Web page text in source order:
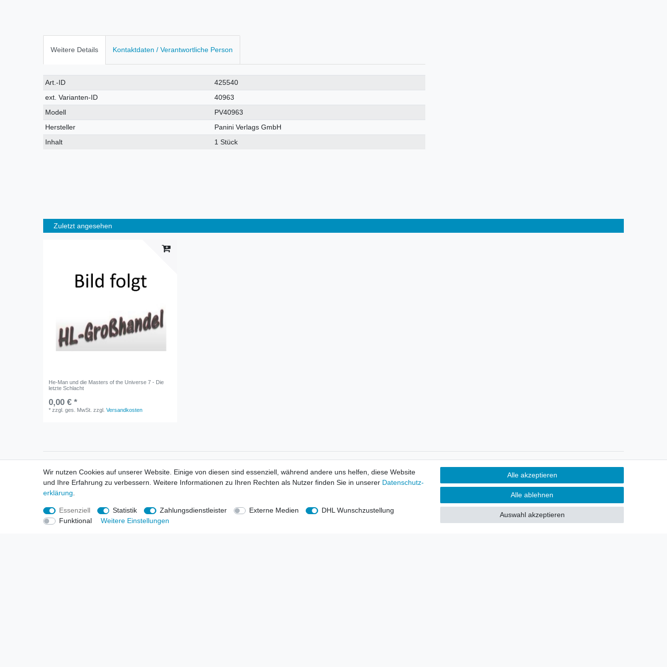
Weitere Details Kontaktdaten / Verantwortliche Person
Technisches
Merkmal
Wert
Art.-ID
425540
ext. Varianten-ID
40963
Modell
PV40963
Hersteller
Panini Verlags GmbH
Inhalt
1 Stück
Zuletzt angesehen
He-Man und die Masters of the Universe 7 - Die
letzte Schlacht
0,00 € *
*zzgl. ges. MwSt. zzgl.Versandkosten
Informationen
Neukunden / New Accounts
Zahlung
Versandkosten
Entsorgungs- & Umweltbestimmungen
Größentabellen
Informationen
Händlerbund - rechtssicher verkaufen
Produkt-Kataloge
Über uns
Wir versenden mit
Sie möchten über neu eingetroffene
Lagerware oder Neuheiten
allgemein informiert werden?
Wir nutzen Cookies auf unserer Website. Einige von diesen sind essenziell, während andere uns helfen, diese Website
und Ihre Erfahrung zu verbessern. Weitere Informationen zu Ihren Rechten als Nutzer finden Sie in unserer Daten­schutz­
erklärung
Essenziell Statistik Zahlungsdienstleister Externe Medien
DHL Wunschzustellung
Funktional
Weitere Einstellungen
Alle akzeptieren
Alle ablehnen
Auswahl akzeptieren